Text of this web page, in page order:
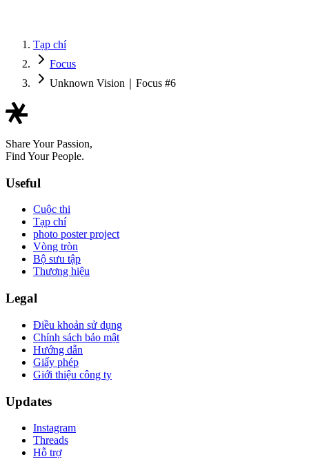
Tạp chí
Focus
Unknown Vision｜Focus #6
Share Your Passion,
Find Your People.
Useful
Cuộc thi
Tạp chí
photo poster project
Vòng tròn
Bộ sưu tập
Thương hiệu
Legal
Điều khoản sử dụng
Chính sách bảo mật
Hướng dẫn
Giấy phép
Giới thiệu công ty
Updates
Instagram
Threads
Hỗ trợ